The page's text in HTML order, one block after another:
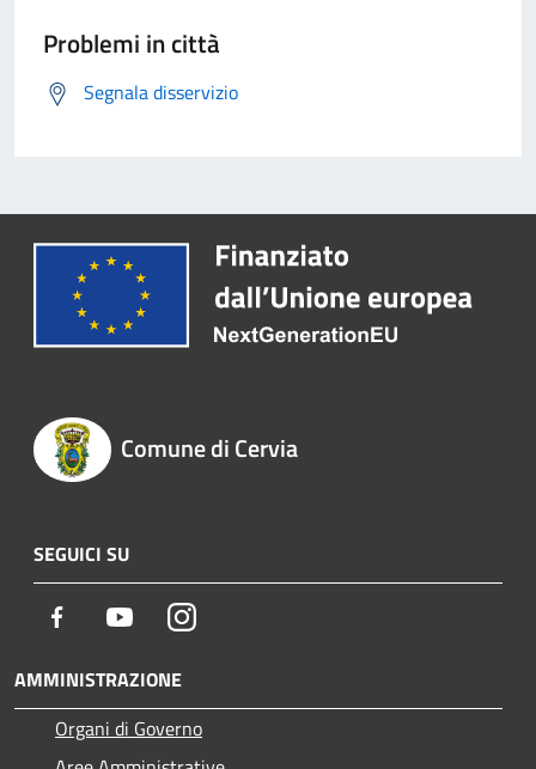
Problemi in città
Segnala disservizio
Comune di Cervia
SEGUICI SU
Facebook YoutubeInstagram
AMMINISTRAZIONE
Organi di Governo